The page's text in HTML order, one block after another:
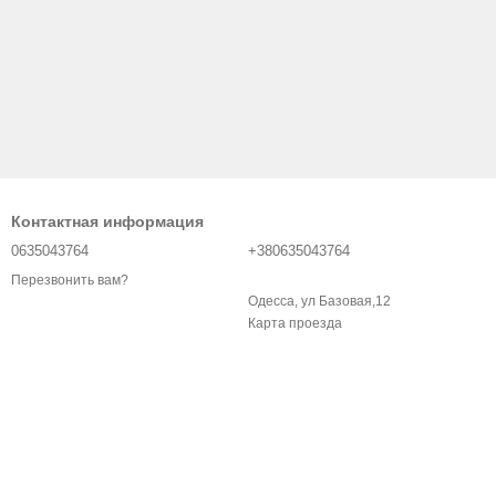
Контактная информация
0635043764
Перезвонить вам?
+380635043764
Одесса, ул Базовая,12
Карта проезда